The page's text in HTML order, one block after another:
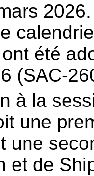
été
(SAC-
à la
une
une
et de